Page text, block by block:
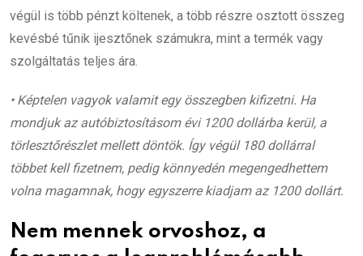
végül is több pénzt költenek, a több részre osztott összeg
kevésbé tűnik ijesztőnek számukra, mint a termék vagy
szolgáltatás teljes ára.
• Képtelen vagyok valamit egy összegben kifizetni. Ha
mondjuk az autóbiztosításom évi 1200 dollárba kerül, a
törlesztőrészlet mellett döntök. Így végül 180 dollárral
többet kell fizetnem, pedig könnyedén megengedhettem
volna magamnak, hogy egyszerre kiadjam az 1200 dollárt.
Nem mennek orvoshoz, a